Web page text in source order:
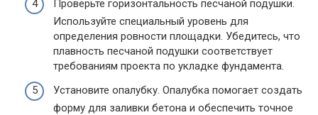
Проверьте горизонтальность песчаной подушки.
Используйте специальный уровень для
определения ровности площадки. Убедитесь, что
плавность песчаной подушки соответствует
требованиям проекта по укладке фундамента.
Установите опалубку. Опалубка помогает создать
форму для заливки бетона и обеспечить точное